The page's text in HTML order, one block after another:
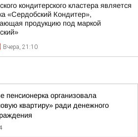
кондитерского кластера является
«Сердобский Кондитер»,
продукцию под маркой
Вчера, 21:10
пенсионерка организовала
квартиру» ради денежного